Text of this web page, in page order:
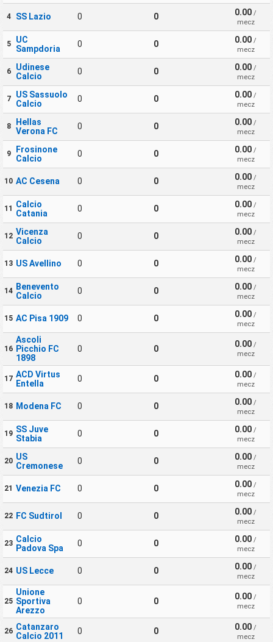
4 SS Lazio 0 0 0.00 /
mecz
5
UC
Sampdoria
0 0 0.00 /
mecz
6
Udinese
Calcio
0 0 0.00 /
mecz
7
US Sassuolo
Calcio
0 0 0.00 /
mecz
8
Hellas
Verona FC
0 0 0.00 /
mecz
9
Frosinone
Calcio
0 0 0.00 /
mecz
10 AC Cesena 0 0 0.00 /
mecz
11
Calcio
Catania
0 0 0.00 /
mecz
12 Vicenza
Calcio
0 0 0.00 /
mecz
13 US Avellino 0 0 0.00 /
mecz
14 Benevento
Calcio
0 0 0.00 /
mecz
15 AC Pisa 1909 0 0 0.00 /
mecz
16
Ascoli
Picchio FC
1898
0 0 0.00 /
mecz
17 ACD Virtus
Entella
0 0 0.00 /
mecz
18 Modena FC 0 0 0.00 /
mecz
19 SS Juve
Stabia
0 0 0.00 /
mecz
20 US
Cremonese
0 0 0.00 /
mecz
21 Venezia FC 0 0 0.00 /
mecz
22 FC Sudtirol 0 0 0.00 /
mecz
23 Calcio
Padova Spa
0 0 0.00 /
mecz
24 US Lecce 0 0 0.00 /
mecz
25
Unione
Sportiva
Arezzo
0 0 0.00 /
mecz
26 Catanzaro
Calcio 2011
0 0 0.00 /
mecz